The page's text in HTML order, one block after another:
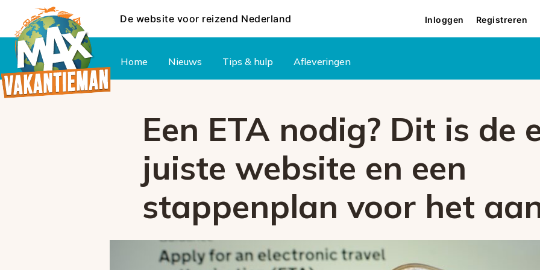
De website voor reizend Nederland Inloggen Registreren
Home Nieuws Tips & hulp Afleveringen
Een ETA nodig? Dit is de
juiste website en een
stappenplan voor het